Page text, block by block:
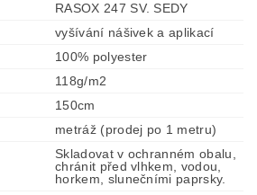
RASOX 247 SV. SEDY
vyšívání nášivek a aplikací
100% polyester
118g/m2
150cm
metráž (prodej po 1 metru)
Skladovat v ochranném obalu,
chránit před vlhkem, vodou,
horkem, slunečními paprsky.